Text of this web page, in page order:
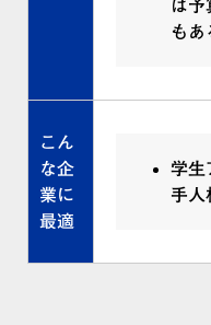
は予
もあ
こん
な企
業に
最適
学生
手人